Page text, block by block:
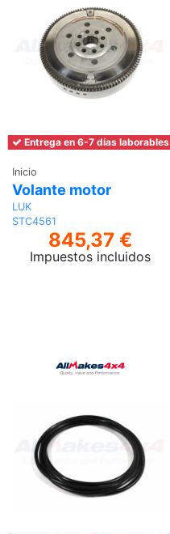
Entrega en 6-7 días laborables
Inicio
Volante motor
LUK
STC4561
845,37 €
Impuestos incluidos